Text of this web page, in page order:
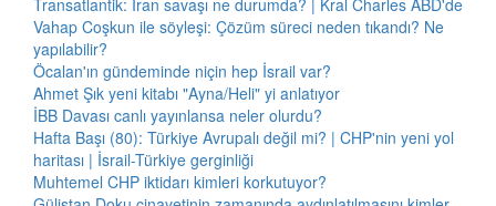
Transatlantik: İran savaşı ne durumda? | Kral Charles ABD'de
Vahap Coşkun ile söyleşi: Çözüm süreci neden tıkandı? Ne
yapılabilir?
Öcalan'ın gündeminde niçin hep İsrail var?
Ahmet Şık yeni kitabı "Ayna/Heli" yi anlatıyor
İBB Davası canlı yayınlansa neler olurdu?
Hafta Başı (80): Türkiye Avrupalı değil mi? | CHP'nin yeni yol
haritası | İsrail-Türkiye gerginliği
Muhtemel CHP iktidarı kimleri korkutuyor?